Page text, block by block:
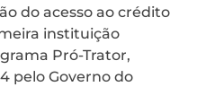
do acesso ao crédito
instituição
Pró-Trator,
pelo Governo do